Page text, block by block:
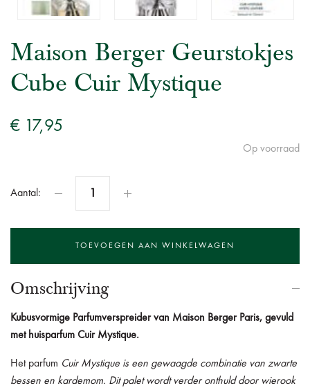
Maison Berger Geurstokjes
Cube Cuir Mystique
€ 17,95
Op voorraad
Aantal:
Omschrijving
Kubusvormige Parfumverspreider van Maison Berger Paris, gevuld
met huisparfum Cuir Mystique.
Het parfum Cuir Mystique is een gewaagde combinatie van zwarte
bessen en kardemom. Dit palet wordt verder onthuld door wierook